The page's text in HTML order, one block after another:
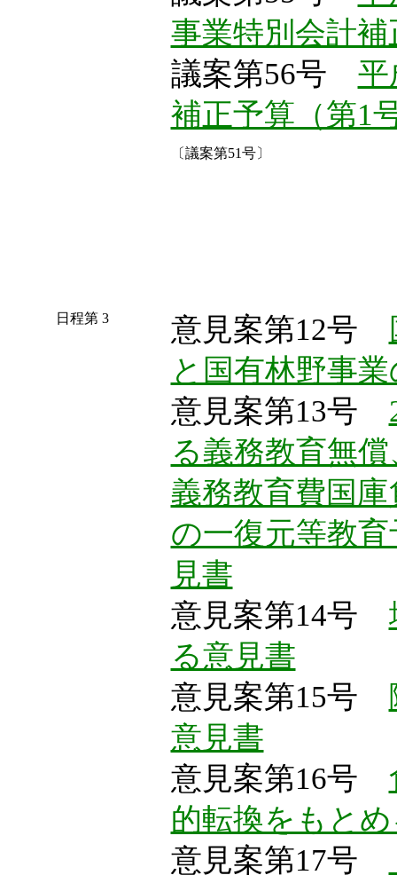
事業特別会計
議案第56号 平
補正予算（第1
〔議案第51号〕
日程第 3 意見案第12号
と国有林野事
意見案第13号
る義務教育無償
義務教育費国
の一復元等教
見書
意見案第14号
る意見書
意見案第15号
意見書
意見案第16号
的転換をもと
意見案第17号